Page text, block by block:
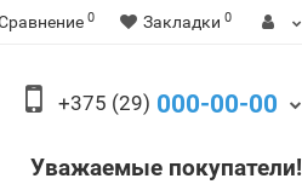
0 Закладки 0
+375 (29) 000-00-00
Уважаемые покупатели!